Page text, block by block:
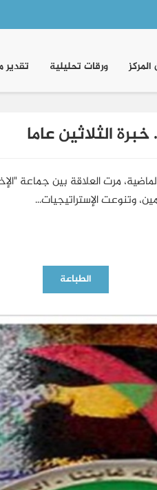
ورقات تحليلية
الثلاثين عاما
مرت العلاقة بين جماعة
وتنوعت الإستراتيجيات...
الطباعة